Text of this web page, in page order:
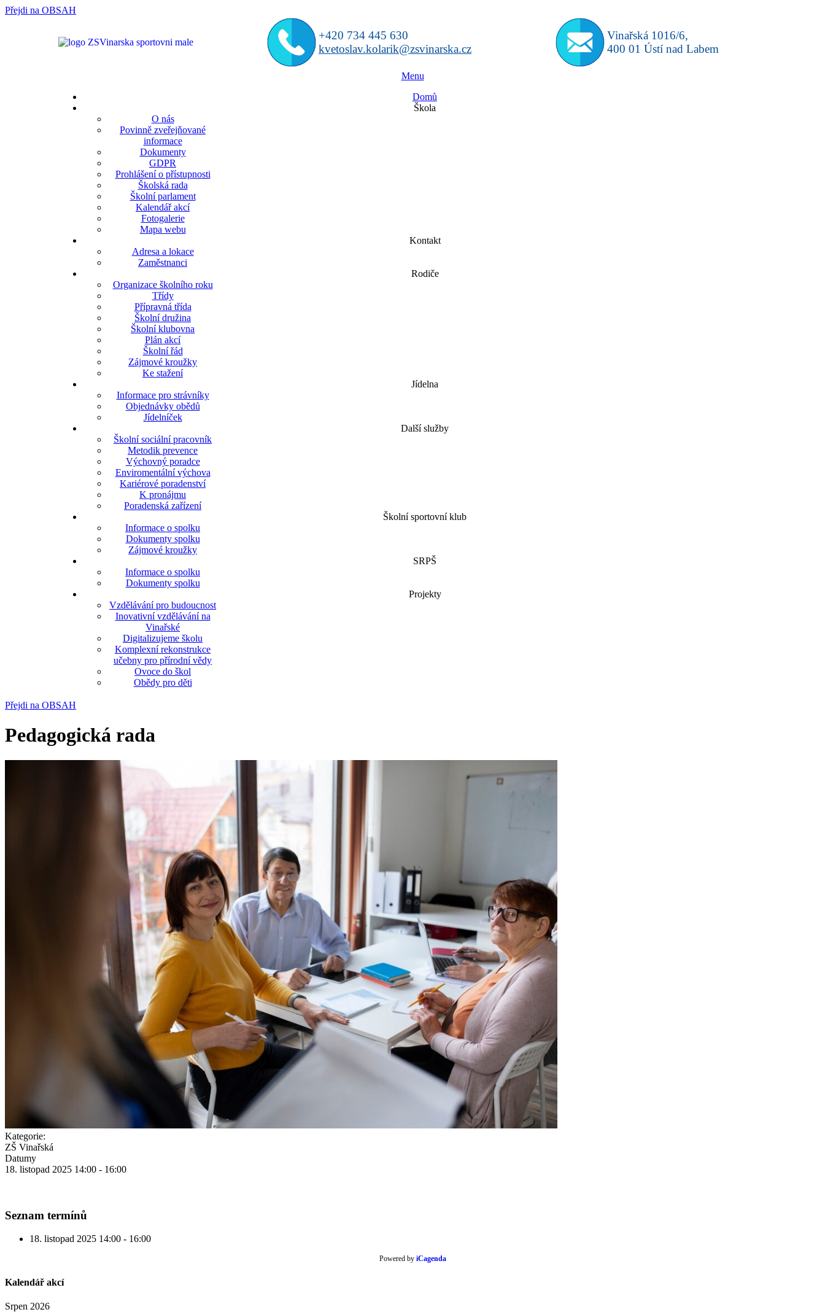
Přejdi na OBSAH
+420 734 445 630
kvetoslav.kolarik@zsvinarska.cz
Vinařská 1016/6,
400 01 Ústí nad Labem
Menu
Domů
Škola
O nás
Povinně zveřejňované
informace
Dokumenty
GDPR
Prohlášení o přístupnosti
Školská rada
Školní parlament
Kalendář akcí
Fotogalerie
Mapa webu
Kontakt
Adresa a lokace
Zaměstnanci
Rodiče
Organizace školního roku
Třídy
Přípravná třída
Školní družina
Školní klubovna
Plán akcí
Školní řád
Zájmové kroužky
Ke stažení
Jídelna
Informace pro strávníky
Objednávky obědů
Jídelníček
Další služby
Školní sociální pracovník
Metodik prevence
Výchovný poradce
Enviromentální výchova
Kariérové poradenství
K pronájmu
Poradenská zařízení
Školní sportovní klub
Informace o spolku
Dokumenty spolku
Zájmové kroužky
SRPŠ
Informace o spolku
Dokumenty spolku
Projekty
Vzdělávání pro budoucnost
Inovativní vzdělávání na
Vinařské
Digitalizujeme školu
Komplexní rekonstrukce
učebny pro přírodní vědy
Ovoce do škol
Obědy pro děti
Přejdi na OBSAH
Pedagogická rada
Kategorie:
ZŠ Vinařská
Datumy
18. listopad 2025 14:00 - 16:00
Seznam termínů
18. listopad 2025 14:00 - 16:00
Powered by iCagenda
Kalendář akcí
rok
měsíc
rok
měsíc
Srpen 2026